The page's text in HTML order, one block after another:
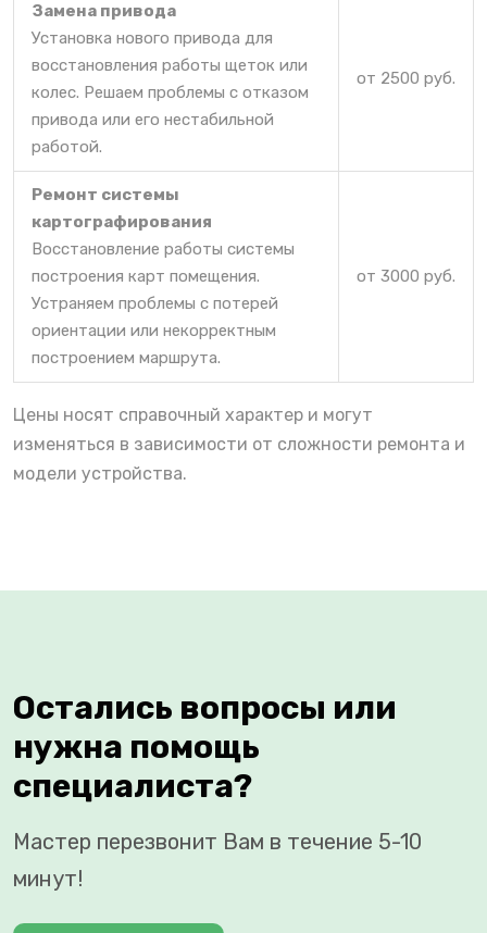
Замена привода
Установка нового привода для
восстановления работы щеток или
колес. Решаем проблемы с отказом
привода или его нестабильной
работой.
от 2500 руб.
Ремонт системы
картографирования
Восстановление работы системы
построения карт помещения.
Устраняем проблемы с потерей
ориентации или некорректным
построением маршрута.
от 3000 руб.
Цены носят справочный характер и могут
изменяться в зависимости от сложности ремонта и
модели устройства.
Остались вопросы или
нужна помощь
специалиста?
Мастер перезвонит Вам в течение 5-10
минут!